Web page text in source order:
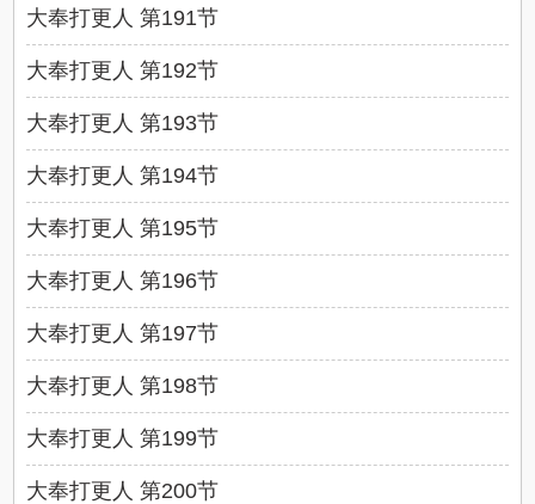
大奉打更人 第191节
大奉打更人 第192节
大奉打更人 第193节
大奉打更人 第194节
大奉打更人 第195节
大奉打更人 第196节
大奉打更人 第197节
大奉打更人 第198节
大奉打更人 第199节
大奉打更人 第200节